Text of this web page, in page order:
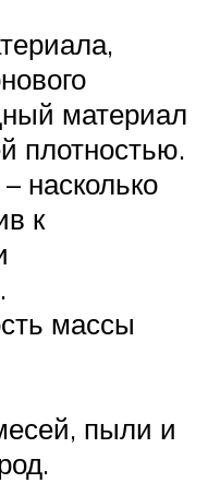
материал
плотностью.
насколько
к
массы
пыли и